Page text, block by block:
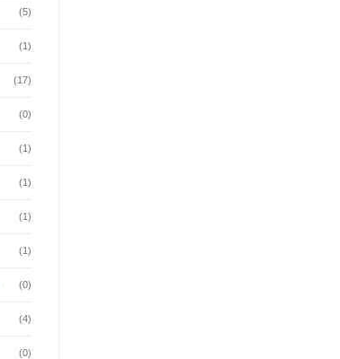
(5)
(1)
(17)
(0)
(1)
(1)
(1)
(1)
(0)
(4)
(0)